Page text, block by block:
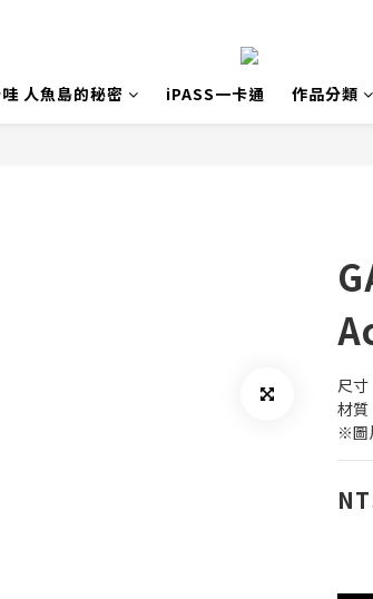
人魚島的秘密 iPASS一卡通 作品分類
尺
材質
※圖